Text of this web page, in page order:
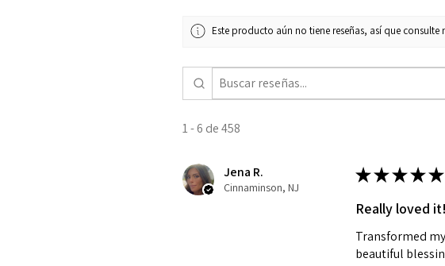
Este producto aún no tiene reseñas, así que consulte
1 - 6 de 458
Jena R.
Cinnaminson, NJ
★★★★★
Really loved it!
Transformed
beautiful